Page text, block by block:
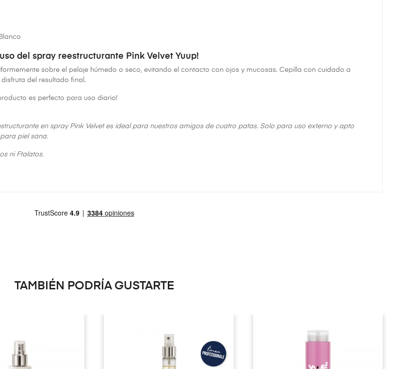
del spray reestructurante Pink Velvet Yuup!
sobre el pelaje húmedo o seco, evitando el contacto con ojos y mucosas. Cepilla con cuidado a
del resultado final.
es perfecto para uso diario!
en spray Pink Velvet es ideal para nuestros amigos de cuatro patas. Solo para uso externo y apto
piel sana.
ni Ftalatos.
TAMBIÉN PODRÍA GUSTARTE